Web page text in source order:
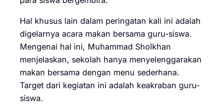
Hal khusus lain dalam peringatan kali ini adalah
digelarnya acara makan bersama guru-siswa.
Mengenai hal ini, Muhammad Sholkhan
menjelaskan, sekolah hanya menyelenggarakan
makan bersama dengan menu sederhana.
Target dari kegiatan ini adalah keakraban guru-
siswa.